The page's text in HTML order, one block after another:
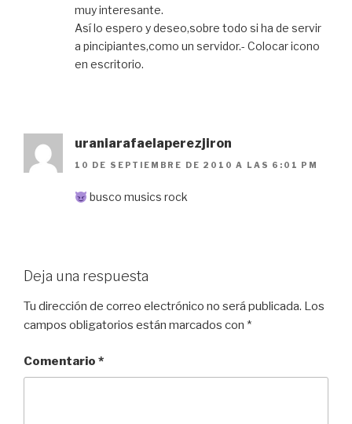
muy interesante.
Así lo espero y deseo,sobre todo si ha de servir
a pincipiantes,como un servidor.- Colocar icono
en escritorio.
uraniarafaelaperezjiron
10 DE SEPTIEMBRE DE 2010 A LAS 6:01 PM
busco musics rock
Deja una respuesta
Tu dirección de correo electrónico no será publicada. Los
campos obligatorios están marcados con *
Comentario *